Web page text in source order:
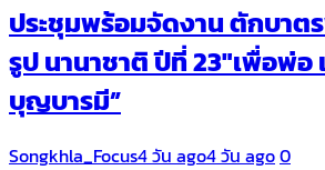
ประชุมพร้อมจัดงาน ตักบาต
รูป นานาชาติ ปีที่ 23″เพื่อพ่อ
บุญบารมี”
Songkhla_Focus4 วัน ago4 วัน ago0